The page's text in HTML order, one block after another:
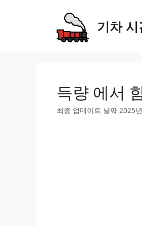
기차
득량 에서
최종 업데이트 날짜 2025